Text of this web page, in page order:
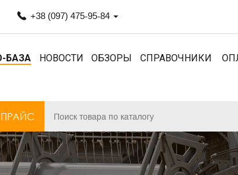
+38 (097) 475-95-84
БАЗА НОВОСТИ ОБЗОРЫ СПРАВОЧНИКИ
ПРАЙС